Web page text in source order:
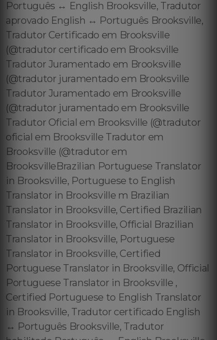
Português ↔️ English Brooksville, Tradutor
aprovado English ↔️ Português Brooksville,
Tradutor Certificado em Brooksville
(@tradutor certificado em Brooksville
Tradutor Juramentado em Brooksville
(@tradutor juramentado em Brooksville
Tradutor Juramentado em Brooksville
(@tradutor juramentado em Brooksville
Tradutor Oficial em Brooksville (@tradutor
oficial em Brooksville Tradutor em
Brooksville (@tradutor em
BrooksvilleBrazilian Portuguese Translator
in Brooksville, Portuguese to English
Translator in Brooksville m Brazilian
Translator in Brooksville, Certified Brazilian
Translator in Brooksville, Official Brazilian
Translator in Brooksville, Portuguese
Translator in Brooksville, Certified
Portuguese Translator in Brooksville, Official
Portuguese Translator in Brooksville ,
Certified Portuguese to English Translator
in Brooksville, Tradutor certificado English
↔️ Português Brooksville, Tradutor